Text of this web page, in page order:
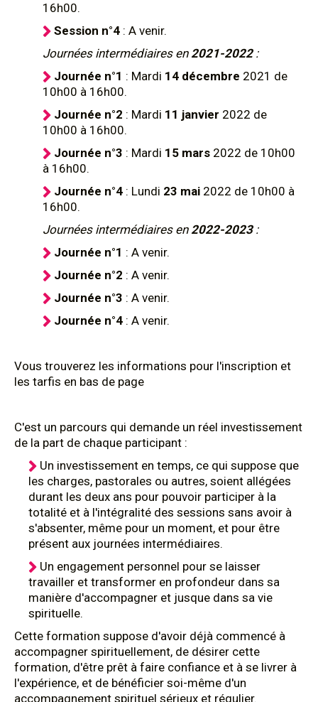
16h00.
Session n°4 : A venir.
Journées intermédiaires en2021-2022:
Journée n°1 : Mardi 14 décembre 2021 de
10h00 à 16h00.
Journée n°2 : Mardi 11 janvier 2022 de
10h00 à 16h00.
Journée n°3 : Mardi 15 mars 2022 de 10h00
à 16h00.
Journée n°4 : Lundi 23 mai 2022 de 10h00 à
16h00.
Journées intermédiaires en2022-2023:
Journée n°1 : A venir.
Journée n°2 : A venir.
Journée n°3 : A venir.
Journée n°4 : A venir.
Vous trouverez les informations pour l'inscription et
les tarfis en bas de page
C'est un parcours qui demande un réel investissement
de la part de chaque participant :
Un investissement en temps, ce qui suppose que
les charges, pastorales ou autres, soient allégées
durant les deux ans pour pouvoir participer à la
totalité et à l'intégralité des sessions sans avoir à
s'absenter, même pour un moment, et pour être
présent aux journées intermédiaires.
Un engagement personnel pour se laisser
travailler et transformer en profondeur dans sa
manière d'accompagner et jusque dans sa vie
spirituelle.
Cette formation suppose d'avoir déjà commencé à
accompagner spirituellement, de désirer cette
formation, d'être prêt à faire confiance et à se livrer à
l'expérience, et de bénéficier soi-même d'un
accompagnement spirituel sérieux et régulier.